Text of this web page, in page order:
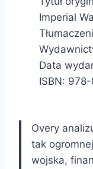
Imperial
Data
ISBN:
Overy
tak
wojska,